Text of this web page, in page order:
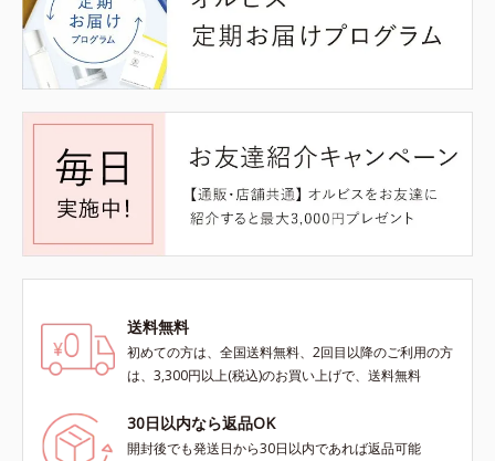
送料無料
初めての方は、全国送料無料、2回目以降のご利用の方
は、3,300円以上(税込)のお買い上げで、送料無料
30日以内なら返品OK
開封後でも発送日から30日以内であれば返品可能